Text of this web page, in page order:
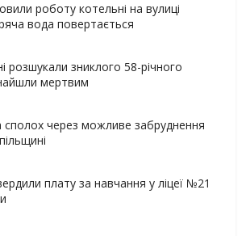
роботу котельні на вулиці
вода повертається
розшукали зниклого 58-річного
мертвим
сполох через можливе забруднення
плату за навчання у ліцеї №21